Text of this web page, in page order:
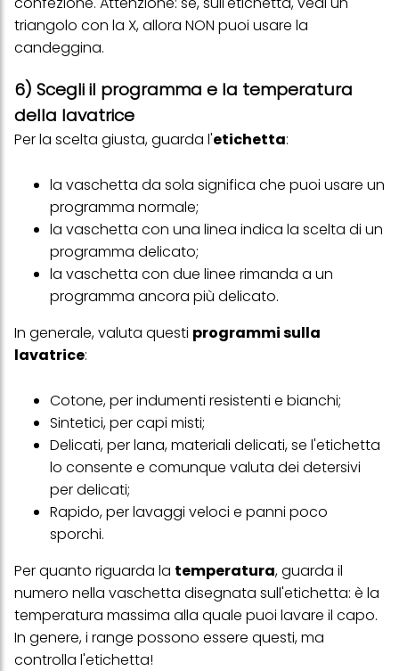
triangolo con la X, allora NON puoi usare la
candeggina.
6) Scegli il programma e la temperatura
della lavatrice
Per la scelta giusta, guarda l'etichetta:
la vaschetta da sola significa che puoi usare un
programma normale;
la vaschetta con una linea indica la scelta di un
programma delicato;
la vaschetta con due linee rimanda a un
programma ancora più delicato.
In generale, valuta questi programmi sulla
lavatrice:
Cotone, per indumenti resistenti e bianchi;
Sintetici, per capi misti;
Delicati, per lana, materiali delicati, se l'etichetta
lo consente e comunque valuta dei detersivi
per delicati;
Rapido, per lavaggi veloci e panni poco
sporchi.
Per quanto riguarda la temperatura, guarda il
numero nella vaschetta disegnata sull'etichetta: è la
temperatura massima alla quale puoi lavare il capo.
In genere, i range possono essere questi, ma
controlla l'etichetta!